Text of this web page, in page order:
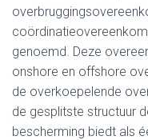
genoemd. Deze
onshore en offshore
de overkoepelende
de gesplitste structuur
bescherming biedt als